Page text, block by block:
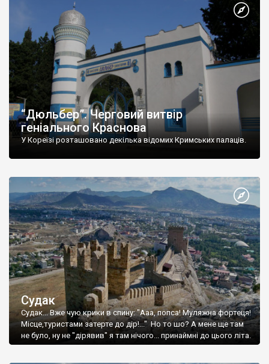
“Дюльбер”. Черговий витвір
геніального Краснова
У Кореїзі розташовано декілька відомих Кримських палаців.
Судак
Судак... Вже чую крики в спину: "Ааа, попса! Муляжна фортеця!
Місце,туристами затерте до дір!..." Но то шо? А мене ще там
не було, ну не "дірявив" я там нічого... принаймні до цього літа.